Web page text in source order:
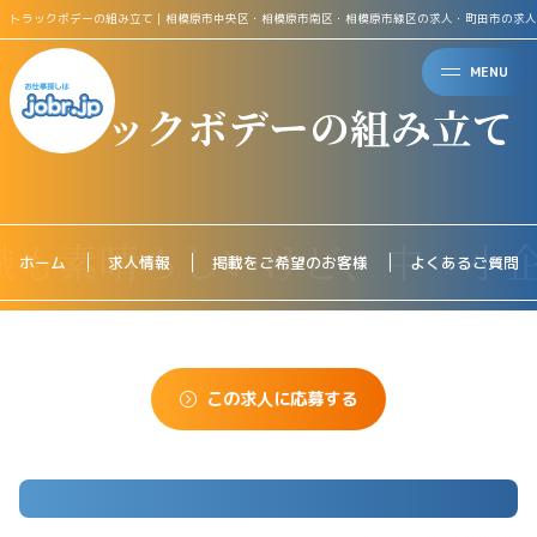
MENU
トラックボデーの組み立て｜相模原市中央区・相模原市南区・相模原市緑区の求人・町田市の求
トラックボデーの組み立て
ホーム 求人情報 掲載をご希望のお客様 よくあるご質問
この求人に応募する